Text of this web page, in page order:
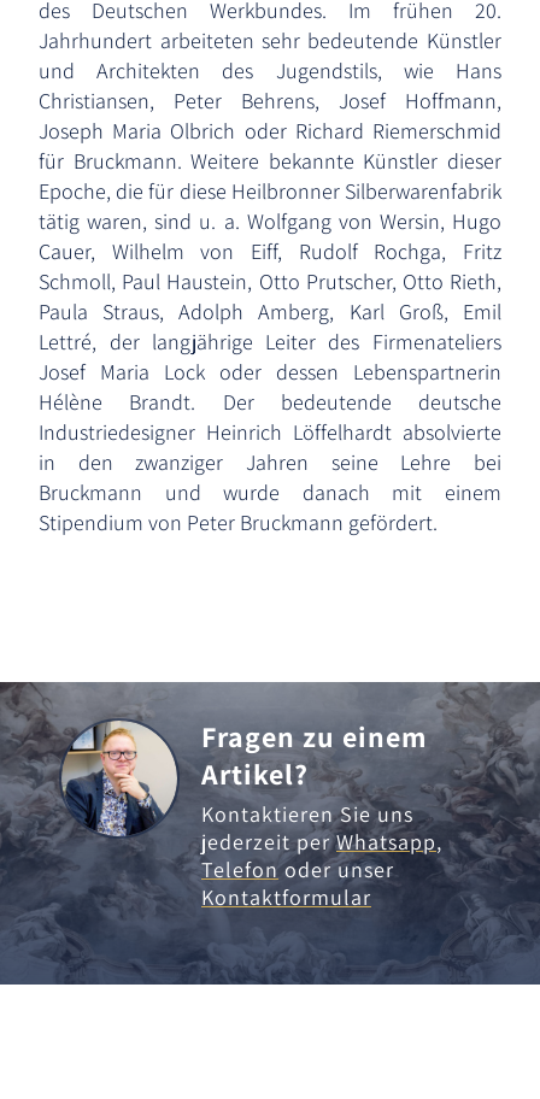
des Deutschen Werkbundes. Im frühen 20.
Jahrhundert arbeiteten sehr bedeutende Künstler
und Architekten des Jugendstils, wie Hans
Christiansen, Peter Behrens, Josef Hoffmann,
Joseph Maria Olbrich oder Richard Riemerschmid
für Bruckmann. Weitere bekannte Künstler dieser
Epoche, die für diese Heilbronner Silberwarenfabrik
tätig waren, sind u. a. Wolfgang von Wersin, Hugo
Cauer, Wilhelm von Eiff, Rudolf Rochga, Fritz
Schmoll, Paul Haustein, Otto Prutscher, Otto Rieth,
Paula Straus, Adolph Amberg, Karl Groß, Emil
Lettré, der langjährige Leiter des Firmenateliers
Josef Maria Lock oder dessen Lebenspartnerin
Hélène Brandt. Der bedeutende deutsche
Industriedesigner Heinrich Löffelhardt absolvierte
in den zwanziger Jahren seine Lehre bei
Bruckmann und wurde danach mit einem
Stipendium von Peter Bruckmann gefördert.
Fragen zu einem
Artikel?
Kontaktieren Sie uns
jederzeit perWhatsapp,
Telefonoder unser
Kontaktformular